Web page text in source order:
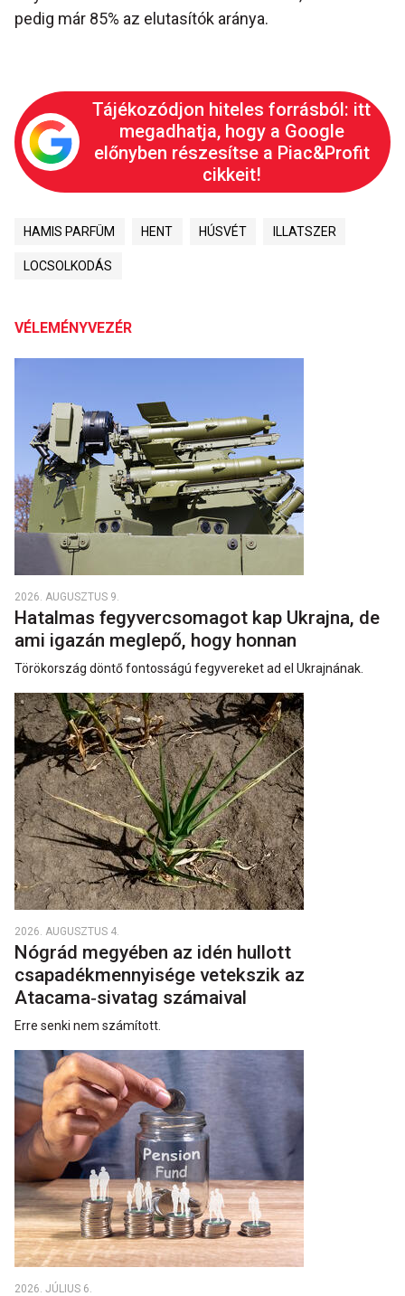
pedig már 85% az elutasítók aránya.
Tájékozódjon hiteles forrásból: itt
megadhatja, hogy a Google
előnyben részesítse a Piac&Profit
cikkeit!
HAMIS PARFÜM HENT HÚSVÉT ILLATSZER
LOCSOLKODÁS
VÉLEMÉNYVEZÉR
2026. AUGUSZTUS 9.
Hatalmas fegyvercsomagot kap Ukrajna, de
ami igazán meglepő, hogy honnan
Törökország döntő fontosságú fegyvereket ad el Ukrajnának.
2026. AUGUSZTUS 4.
Nógrád megyében az idén hullott
csapadékmennyisége vetekszik az
Atacama‑sivatag számaival
Erre senki nem számított.
2026. JÚLIUS 6.